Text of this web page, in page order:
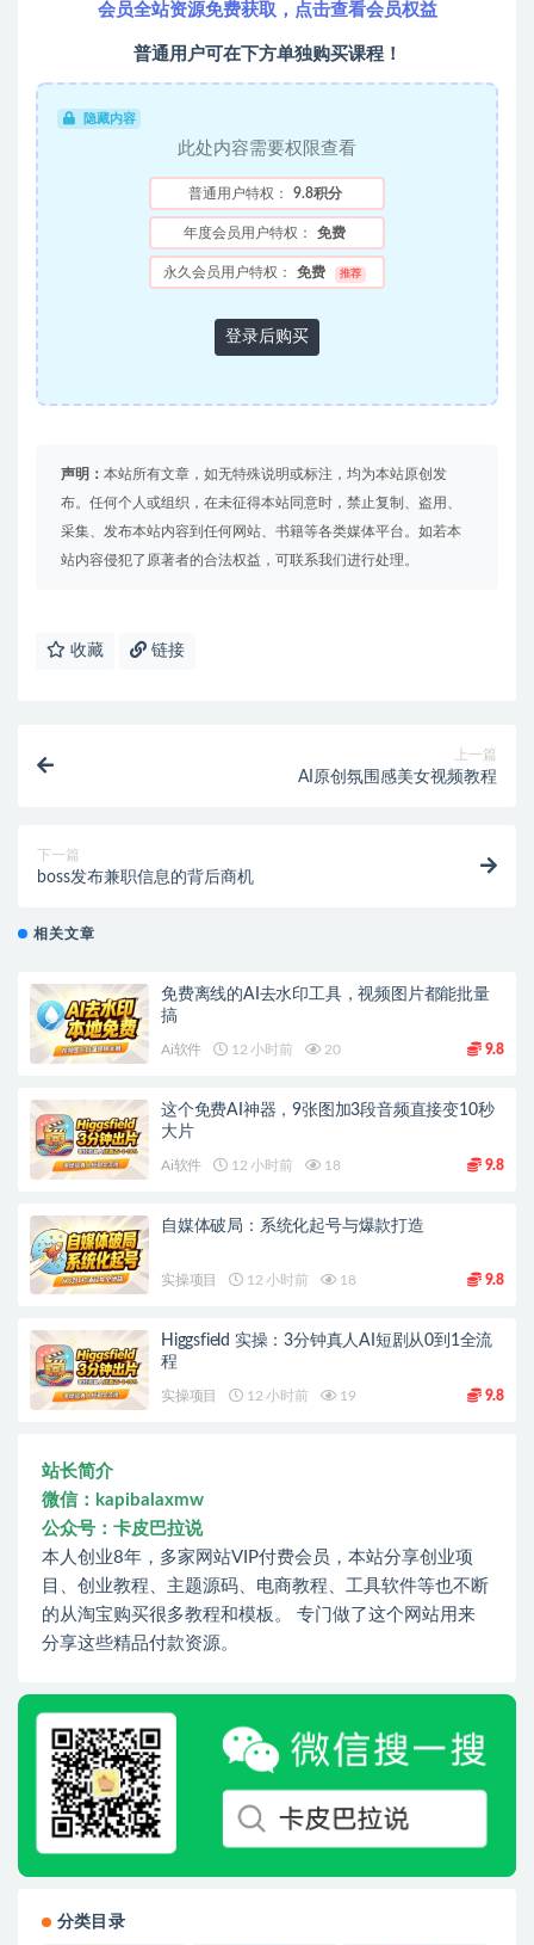
会员全站资源免费获取，点击查看会员权益
普通用户可在下方单独购买课程！
隐藏内容
此处内容需要权限查看
普通用户特权： 9.8积分
年度会员用户特权： 免费
永久会员用户特权： 免费 推荐
登录后购买
声明： 本站所有文章，如无特殊说明或标注，均为本站原创发
布。任何个人或组织，在未征得本站同意时，禁止复制、盗用、
采集、发布本站内容到任何网站、书籍等各类媒体平台。如若本
站内容侵犯了原著者的合法权益，可联系我们进行处理。
收藏 链接
上一篇
AI原创氛围感美女视频教程
下一篇
boss发布兼职信息的背后商机
相关文章
免费离线的AI去水印工具，视频图片都能批量
搞
Ai软件 12 小时前 20 9.8
这个免费AI神器，9张图加3段音频直接变10秒
大片
Ai软件 12 小时前 18 9.8
自媒体破局：系统化起号与爆款打造
实操项目 12 小时前 18 9.8
Higgsfield 实操：3分钟真人AI短剧从0到1全流
程
实操项目 12 小时前 19 9.8
站长简介
微信：kapibalaxmw
公众号：卡皮巴拉说
本人创业8年，多家网站VIP付费会员，本站分享创业项
目、创业教程、主题源码、电商教程、工具软件等也不断
的从淘宝购买很多教程和模板。 专门做了这个网站用来
分享这些精品付款资源。
分类目录